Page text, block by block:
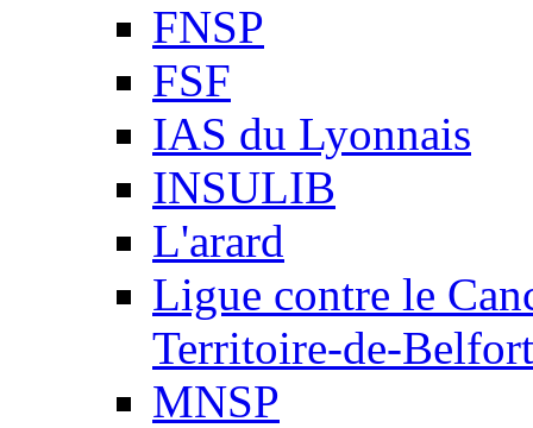
FNSP
FSF
IAS du Lyonnais
INSULIB
L'arard
Ligue contre le
Territoire-de-Belfort
MNSP